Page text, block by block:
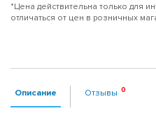
*Цена действительна только для
отличаться от цен в розничных
Описание Отзывы